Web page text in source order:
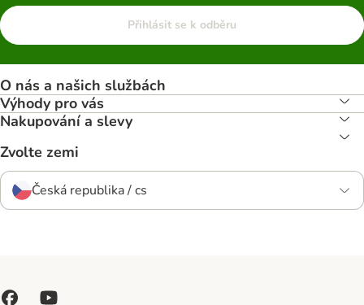
Přihlásit se k odběru
O nás a našich službách
Výhody pro vás
Nakupování a slevy
Zvolte zemi
Česká republika / cs